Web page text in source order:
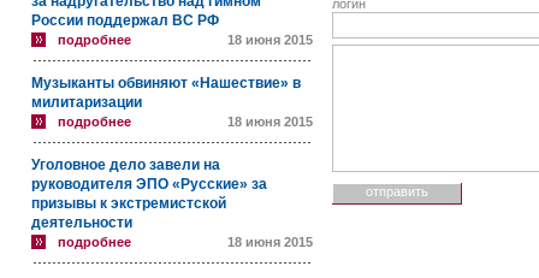
России поддержал ВС РФ
подробнее 18 июня 2015
Музыканты обвиняют «Нашествие» в
милитаризации
подробнее 18 июня 2015
Уголовное дело завели на
руководителя ЭПО «Русские» за
призывы к экстремистской
деятельности
подробнее 18 июня 2015
логин